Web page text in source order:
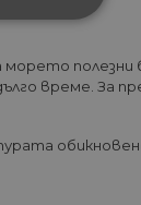
полезни
време. За
обикновено